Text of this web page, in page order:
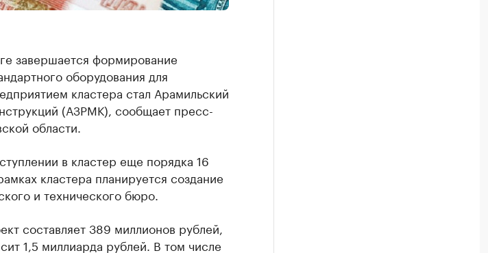
завершается формирование
оборудования для
кластера стал Арамильский
(АЗРМК), сообщает пресс-
области.
в кластер еще порядка 16
кластера планируется создание
и технического бюро.
составляет 389 миллионов рублей,
1,5 миллиарда рублей. В том числе